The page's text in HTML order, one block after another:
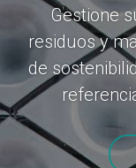
Gestione
residuos y
de